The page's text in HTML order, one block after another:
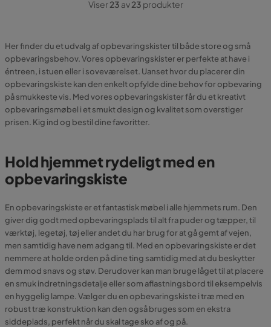
Viser23 av23 produkter
Her finder du et udvalg af opbevaringskister til både store og små
opbevaringsbehov. Vores opbevaringskister er perfekte at have i
éntreen, i stuen eller i soveværelset. Uanset hvor du placerer din
opbevaringskiste kan den enkelt opfylde dine behov for opbevaring
på smukkeste vis. Med vores opbevaringskister får du et kreativt
opbevaringsmøbel i et smukt design og kvalitet som overstiger
prisen. Kig ind og bestil dine favoritter.
Hold hjemmet rydeligt med en
opbevaringskiste
En opbevaringskiste er et fantastisk møbel i alle hjemmets rum. Den
giver dig godt med opbevaringsplads til alt fra puder og tæpper, til
værktøj, legetøj, tøj eller andet du har brug for at gå gemt af vejen,
men samtidig have nem adgang til. Med en opbevaringskiste er det
nemmere at holde orden på dine ting samtidig med at du beskytter
dem mod snavs og støv. Derudover kan man bruge låget til at placere
en smuk indretningsdetalje eller som aflastningsbord til eksempelvis
en hyggelig lampe. Vælger du en opbevaringskiste i træ med en
robust træ konstruktion kan den også bruges som en ekstra
siddeplads, perfekt når du skal tage sko af og på.